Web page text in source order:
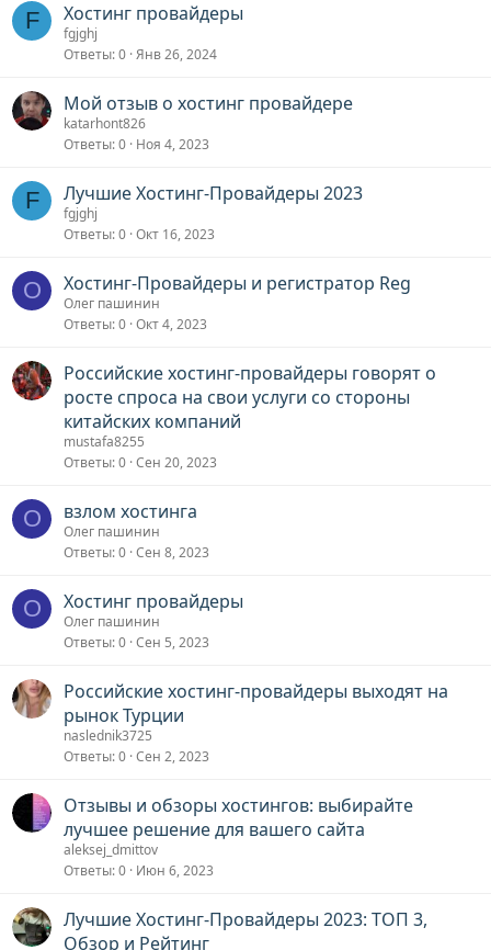
F Хостинг провайдеры
fgjghj
Ответы 0 Янв 26, 2024
Мой отзыв о хостинг провайдере
katarhont826
Ответы 0 Ноя 4, 2023
F Лучшие Хостинг-Провайдеры 2023
fgjghj
Ответы 0 Окт 16, 2023
О Хостинг-Провайдеры и регистратор Reg
Олег пашинин
Ответы 0 Окт 4, 2023
Российские хостинг-провайдеры говорят о
росте спроса на свои услуги со стороны
китайских компаний
mustafa8255
Ответы 0 Сен 20, 2023
О взлом хостинга
Олег пашинин
Ответы 0 Сен 8, 2023
О Хостинг провайдеры
Олег пашинин
Ответы 0 Сен 5, 2023
Российские хостинг-провайдеры выходят на
рынок Турции
naslednik3725
Ответы 0 Сен 2, 2023
Отзывы и обзоры хостингов: выбирайте
лучшее решение для вашего сайта
aleksej_dmittov
Ответы 0 Июн 6, 2023
Лучшие Хостинг-Провайдеры 2023: ТОП 3,
Обзор и Рейтинг